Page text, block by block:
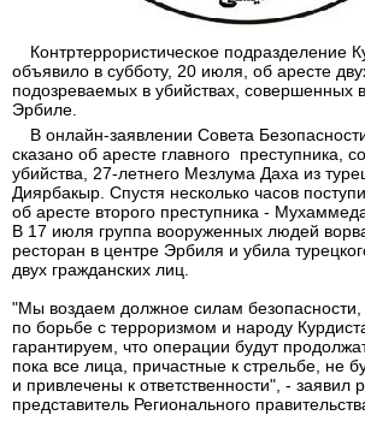
Контртеррористическое подразделение
объявило в субботу, 20 июля, об аресте
подозреваемых в убийствах, совершенных
Эрбиле.
В онлайн-заявлении Совета
сказано об аресте главного преступника,
убийства, 27-летнего Мезлума Даха из
Диярбакыр. Спустя несколько часов
об аресте второго преступника -
В 17 июля группа вооруженных людей
ресторан в центре Эрбиля и убила
двух гражданских лиц.
"Мы воздаем должное силам
по борьбе с терроризмом и народу
гарантируем, что операции будут
пока все лица, причастные к стрельбе, не
и привлечены к ответственности", - заявил
представитель Регионального